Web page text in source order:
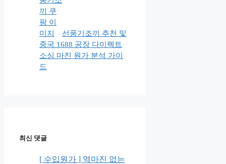
선풍기조끼 추천 및
중국 1688 공장 다이렉트
소싱 마진 원가 분석 가이
드
최신 댓글
[ 수입원가 ] 역마진 없는